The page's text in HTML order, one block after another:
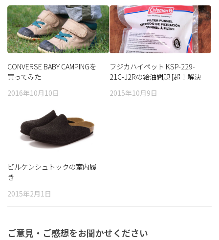
CONVERSE BABY CAMPINGを
買ってみた
2016年10月10日
フジカハイペット KSP-229-
21C-J2Rの給油問題 [超！解決
2015年10月9日
ビルケンシュトックの室内履
き
2015年2月1日
ご意見・ご感想をお聞かせください